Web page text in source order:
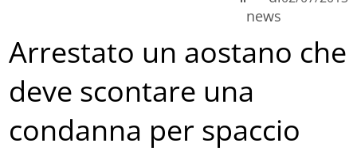
news
Arrestato un aostano che
deve scontare una
condanna per spaccio